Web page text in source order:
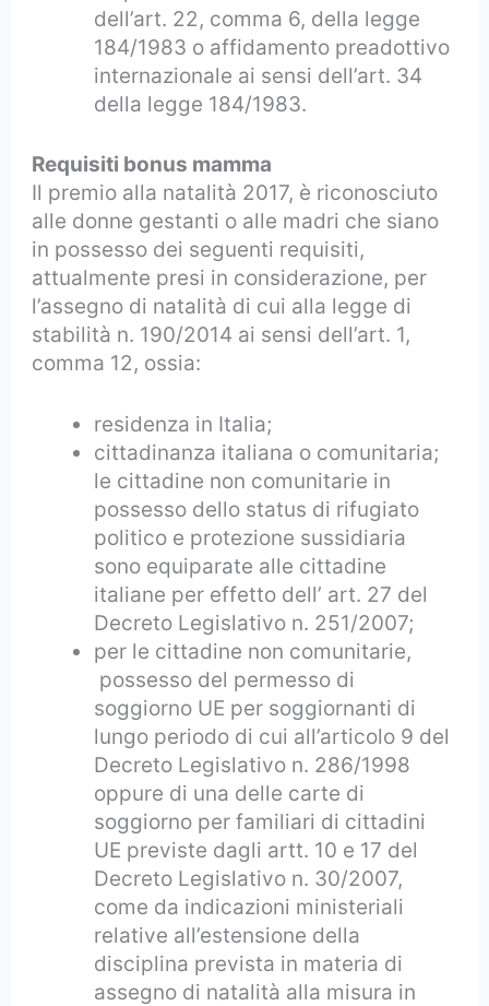
dell’art. 22, comma 6, della legge
184/1983 o affidamento preadottivo
internazionale ai sensi dell’art. 34
della legge 184/1983.
Requisiti bonus mamma
Il premio alla natalità 2017, è riconosciuto
alle donne gestanti o alle madri che siano
in possesso dei seguenti requisiti,
attualmente presi in considerazione, per
l’assegno di natalità di cui alla legge di
stabilità n. 190/2014 ai sensi dell’art. 1,
comma 12, ossia:
residenza in Italia;
cittadinanza italiana o comunitaria;
le cittadine non comunitarie in
possesso dello status di rifugiato
politico e protezione sussidiaria
sono equiparate alle cittadine
italiane per effetto dell’ art. 27 del
Decreto Legislativo n. 251/2007;
per le cittadine non comunitarie,
possesso del permesso di
soggiorno UE per soggiornanti di
lungo periodo di cui all’articolo 9 del
Decreto Legislativo n. 286/1998
oppure di una delle carte di
soggiorno per familiari di cittadini
UE previste dagli artt. 10 e 17 del
Decreto Legislativo n. 30/2007,
come da indicazioni ministeriali
relative all’estensione della
disciplina prevista in materia di
assegno di natalità alla misura in